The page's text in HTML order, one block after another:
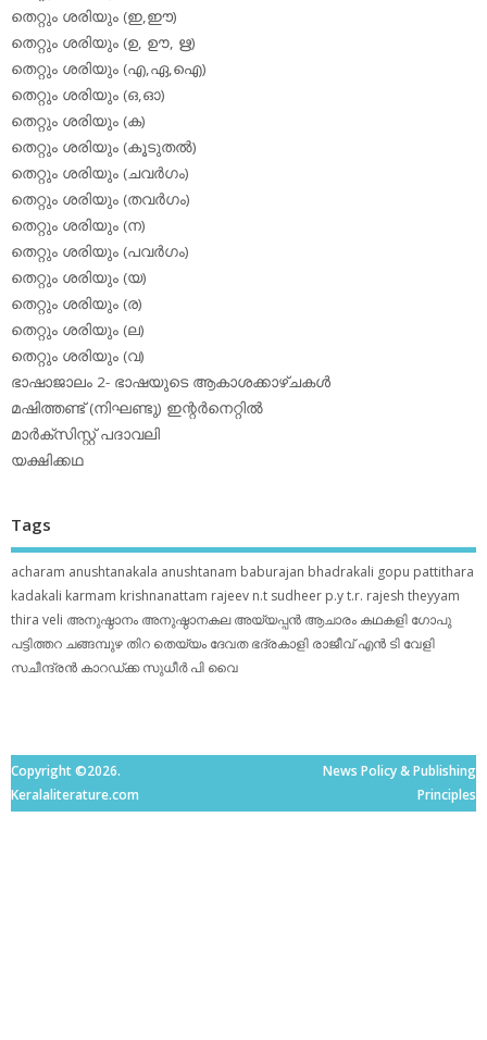
തെറ്റും ശരിയും (ഇ,ഈ)
തെറ്റും ശരിയും (ഉ, ഊ, ഋ)
തെറ്റും ശരിയും (എ,ഏ,ഐ)
തെറ്റും ശരിയും (ഒ,ഓ)
തെറ്റും ശരിയും (ക)
തെറ്റും ശരിയും (കൂടുതല്‍)
തെറ്റും ശരിയും (ചവര്‍ഗം)
തെറ്റും ശരിയും (തവര്‍ഗം)
തെറ്റും ശരിയും (ന)
തെറ്റും ശരിയും (പവര്‍ഗം)
തെറ്റും ശരിയും (യ)
തെറ്റും ശരിയും (ര)
തെറ്റും ശരിയും (ല)
തെറ്റും ശരിയും (വ)
ഭാഷാജാലം 2- ഭാഷയുടെ ആകാശക്കാഴ്ചകള്‍
മഷിത്തണ്ട് (നിഘണ്ടു) ഇന്റര്‍നെറ്റില്‍
മാര്‍ക്‌സിസ്റ്റ് പദാവലി
യക്ഷിക്കഥ
Tags
acharam anushtanakala anushtanam baburajan bhadrakali gopu pattithara
kadakali karmam krishnanattam rajeev n.t sudheer p.yt.r. rajesh theyyam
thira veli അനുഷ്ഠാനം അനുഷ്ഠാനകല അയ്യപ്പന്‍ ആചാരം കഥകളി ഗോപു
പട്ടിത്തറ ചങ്ങമ്പുഴ തിറ തെയ്യം ദേവത ഭദ്രകാളി രാജീവ് എൻ ടി വേളി
സചീന്ദ്രന്‍ കാറഡ്ക്ക സുധീര്‍ പി വൈ
Copyright ©2026.
Keralaliterature.com
News Policy & Publishing
Principles